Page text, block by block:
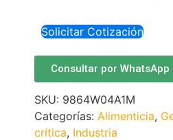
Solicitar Cotización
Consultar por WhatsApp
SKU: 9864W04A1M
Categorías: Alimenticia,
crítica, Industria